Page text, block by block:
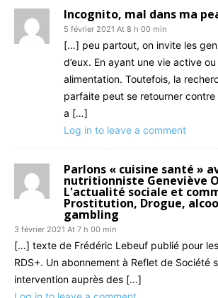
Incognito, mal dans ma
5 février 2021 At 8 h 00 min
[…] peu partout, on invite les
d’eux. En ayant une vie active
alimentation. Toutefois, la
parfaite peut se retourner contre
a […]
Log in to leave a comment
Parlons « cuisine santé »
nutritionniste Geneviève
L'actualité sociale et
Prostitution, Drogue,
gambling
3 février 2021 At 7 h 00 min
[…] texte de Frédéric Lebeuf publié pour
RDS+. Un abonnement à Reflet de Société
intervention auprès des […]